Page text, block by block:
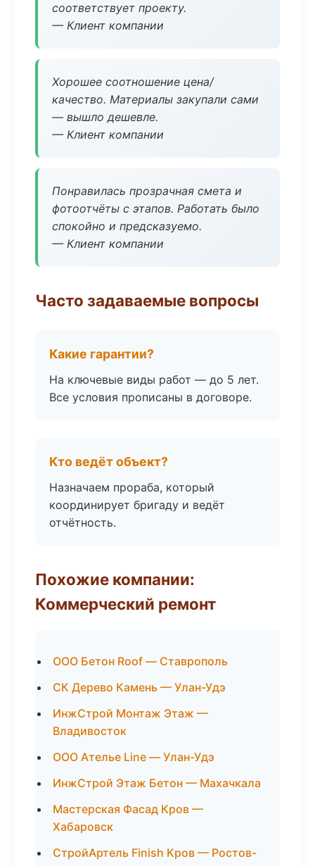
соответствует проекту.
— Клиент компании
Хорошее соотношение цена/
качество. Материалы закупали сами
— вышло дешевле.
— Клиент компании
Понравилась прозрачная смета и
фотоотчёты с этапов. Работать было
спокойно и предсказуемо.
— Клиент компании
Часто задаваемые вопросы
Какие гарантии?
На ключевые виды работ — до 5 лет.
Все условия прописаны в договоре.
Кто ведёт объект?
Назначаем прораба, который
координирует бригаду и ведёт
отчётность.
Похожие компании:
Коммерческий ремонт
ООО Бетон Roof — Ставрополь
СК Дерево Камень — Улан-Удэ
ИнжСтрой Монтаж Этаж —
Владивосток
ООО Ателье Line — Улан-Удэ
ИнжСтрой Этаж Бетон — Махачкала
Мастерская Фасад Кров —
Хабаровск
СтройАртель Finish Кров — Ростов-